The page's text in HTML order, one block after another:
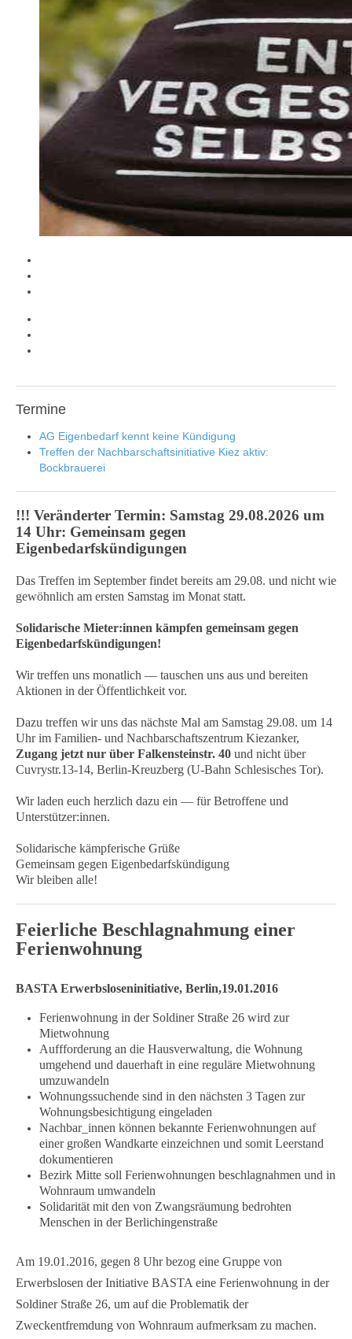
Termine
AG Eigenbedarf kennt keine Kündigung
Treffen der Nachbarschaftsinitiative Kiez aktiv:
Bockbrauerei
!!! Veränderter Termin: Samstag 29.08.2026 um
14 Uhr: Gemeinsam gegen
Eigenbedarfskündigungen
Das Treffen im September findet bereits am 29.08. und nicht wie
gewöhnlich am ersten Samstag im Monat statt.
Solidarische Mieter:innen kämpfen gemeinsam gegen
Eigenbedarfskündigungen!
Wir treffen uns monatlich — tauschen uns aus und bereiten
Aktionen in der Öffentlichkeit vor.
Dazu treffen wir uns das nächste Mal am Samstag 29.08. um 14
Uhr im Familien- und Nachbarschaftszentrum Kiezanker,
Zugang jetzt nur über Falkensteinstr. 40 und nicht über
Cuvrystr.13-14, Berlin-Kreuzberg (U-Bahn Schlesisches Tor).
Wir laden euch herzlich dazu ein — für Betroffene und
Unterstützer:innen.
Solidarische kämpferische Grüße
Gemeinsam gegen Eigenbedarfskündigung
Wir bleiben alle!
Feierliche Beschlagnahmung einer
Ferienwohnung
BASTA Erwerbsloseninitiative, Berlin,19.01.2016
Ferienwohnung in der Soldiner Straße 26 wird zur
Mietwohnung
Auffforderung an die Hausverwaltung, die Wohnung
umgehend und dauerhaft in eine reguläre Mietwohnung
umzuwandeln
Wohnungssuchende sind in den nächsten 3 Tagen zur
Wohnungsbesichtigung eingeladen
Nachbar_innen können bekannte Ferienwohnungen auf
einer großen Wandkarte einzeichnen und somit Leerstand
dokumentieren
Bezirk Mitte soll Ferienwohnungen beschlagnahmen und in
Wohnraum umwandeln
Solidarität mit den von Zwangsräumung bedrohten
Menschen in der Berlichingenstraße
Am 19.01.2016, gegen 8 Uhr bezog eine Gruppe von
Erwerbslosen der Initiative BASTA eine Ferienwohnung in der
Soldiner Straße 26, um auf die Problematik der
Zweckentfremdung von Wohnraum aufmerksam zu machen.